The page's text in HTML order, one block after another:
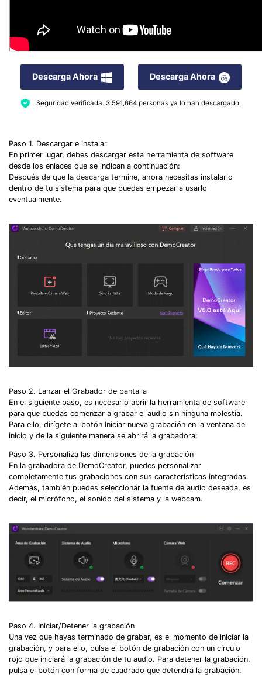
Descarga Ahora Descarga Ahora
Seguridad verificada. 3,591,664personas ya lo han descargado.
Paso 1. Descargar e instalar
En primer lugar, debes descargar esta herramienta de software
desde los enlaces que se indican a continuación:
Después de que la descarga termine, ahora necesitas instalarlo
dentro de tu sistema para que puedas empezar a usarlo
eventualmente.
Paso 2. Lanzar el Grabador de pantalla
En el siguiente paso, es necesario abrir la herramienta de software
para que puedas comenzar a grabar el audio sin ninguna molestia.
Para ello, dirígete al botón Iniciar nueva grabación en la ventana de
inicio y de la siguiente manera se abrirá la grabadora:
Paso 3. Personaliza las dimensiones de la grabación
En la grabadora de DemoCreator, puedes personalizar
completamente tus grabaciones con sus características integradas.
Además, también puedes seleccionar la fuente de audio deseada, es
decir, el micrófono, el sonido del sistema y la webcam.
Paso 4. Iniciar/Detener la grabación
Una vez que hayas terminado de grabar, es el momento de iniciar la
grabación, y para ello, pulsa el botón de grabación con un círculo
rojo que iniciará la grabación de tu audio. Para detener la grabación,
pulsa el botón con forma de cuadrado que detendrá la grabación.